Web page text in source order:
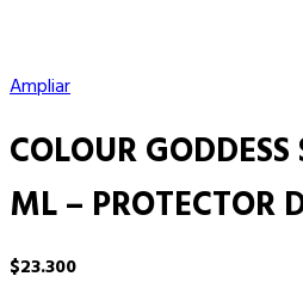
Ampliar
COLOUR
ML – PROTECTOR
$23.300